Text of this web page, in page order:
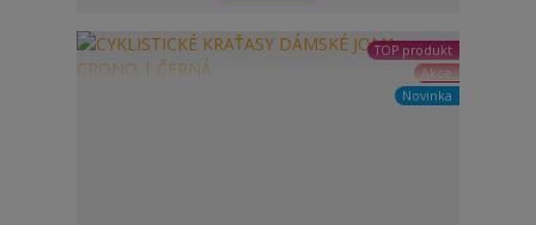
TOP produkt
Akce
Novinka